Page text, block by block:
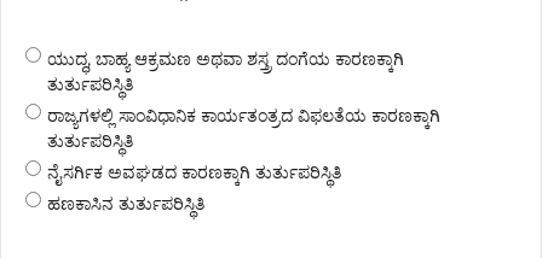
ಯುದ್ಧ, ಬಾಹ್ಯ ಆಕ್ರಮಣ ಅಥವಾ ಶಸ್ತ್ರ ದಂಗೆಯ ಕಾರಣಕ್ಕಾಗಿ
ತುರ್ತುಪರಿಸ್ಥಿತಿ
ರಾಜ್ಯಗಳಲ್ಲಿ ಸಾಂವಿಧಾನಿಕ ಕಾರ್ಯತಂತ್ರದ ವಿಫಲತೆಯ ಕಾರಣಕ್ಕಾಗಿ
ತುರ್ತುಪರಿಸ್ಥಿತಿ
ನೈಸರ್ಗಿಕ ಅವಘಡದ ಕಾರಣಕ್ಕಾಗಿ ತುರ್ತುಪರಿಸ್ಥಿತಿ
ಹಣಕಾಸಿನ ತುರ್ತುಪರಿಸ್ಥಿತಿ